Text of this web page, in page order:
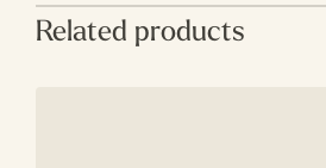
Producent GEMM
Related products